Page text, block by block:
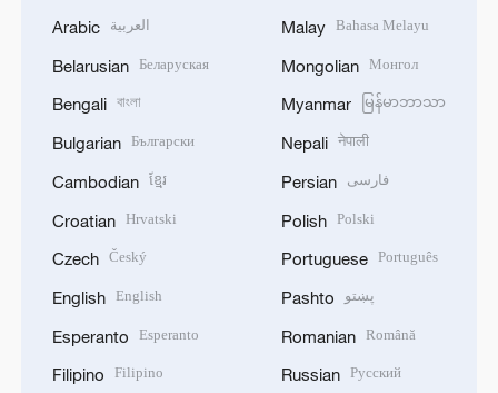
Arabic العربية
Belarusian Беларуская
Bengali বাংলা
Bulgarian Български
Cambodian ខ្មែរ
Croatian Hrvatski
Czech Český
English English
Esperanto Esperanto
Filipino Filipino
Malay Bahasa Melayu
Mongolian Монгол
Myanmar မြန်မာဘာသာ
Nepali नेपाली
Persian فارسی
Polish Polski
Portuguese Português
Pashto پښتو
Romanian Română
Russian Русский